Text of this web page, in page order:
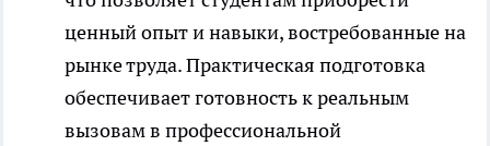
ценный опыт и навыки, востребованные на
рынке труда. Практическая подготовка
обеспечивает готовность к реальным
вызовам в профессиональной